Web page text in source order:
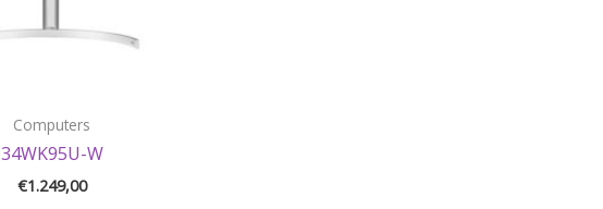
Computers
34WK95U-W
€1.249,00